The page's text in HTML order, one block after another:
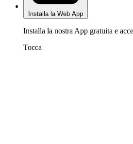
Installa la Web App
Installa la nostra App gratuita e
Tocca